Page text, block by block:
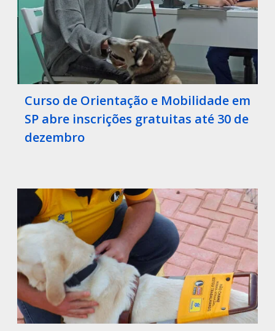
Curso de Orientação e Mobilidade em
SP abre inscrições gratuitas até 30 de
dezembro